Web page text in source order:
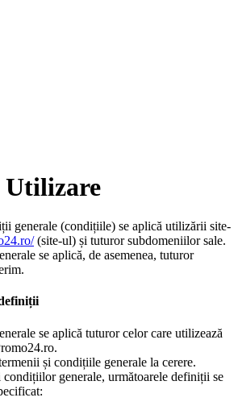
Utilizare
generale (condițiile) se aplică utilizării site-
(site-ul) și tuturor subdomeniilor sale.
se aplică, de asemenea, tuturor
se aplică tuturor celor care utilizează
și condițiile generale la cerere.
condițiilor generale, următoarele definiții se